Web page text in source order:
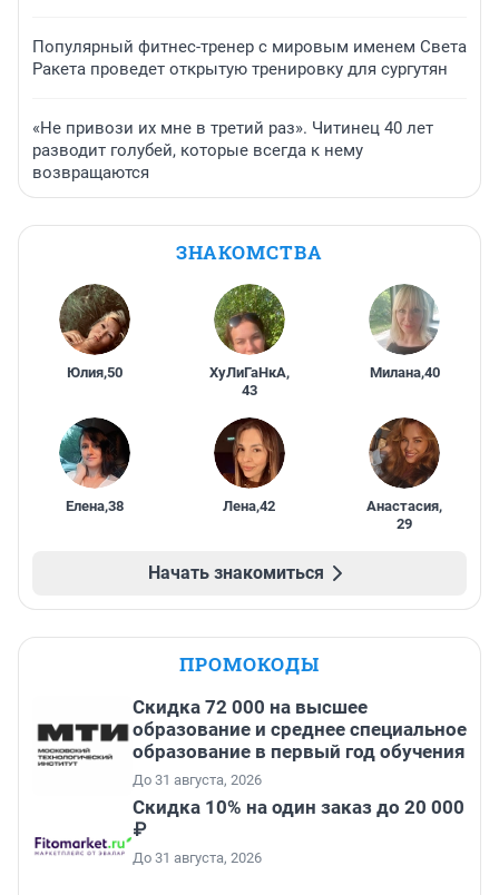
Популярный фитнес-тренер с мировым именем Света
Ракета проведет открытую тренировку для сургутян
«Не привози их мне в третий раз». Читинец 40 лет
разводит голубей, которые всегда к нему
возвращаются
ЗНАКОМСТВА
Юлия,50 ХуЛиГаНкА,
43
Милана,40
Елена,38 Лена,42 Анастасия,
29
Начать знакомиться
ПРОМОКОДЫ
Скидка 72 000 на высшее
образование и среднее специальное
образование в первый год обучения
До 31 августа, 2026
Скидка 10% на один заказ до 20 000
₽
До 31 августа, 2026